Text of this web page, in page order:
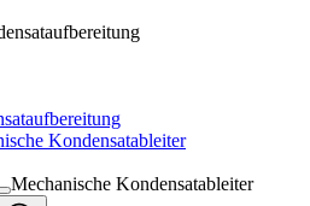
Kondensatableiter
Mechanische Kondensatableiter